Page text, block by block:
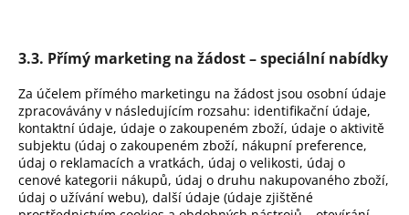
3.3. Přímý marketing na žádost – speciální nabídky
Za účelem přímého marketingu na žádost jsou osobní údaje
zpracovávány v následujícím rozsahu: identifikační údaje,
kontaktní údaje, údaje o zakoupeném zboží, údaje o aktivitě
subjektu (údaj o zakoupeném zboží, nákupní preference,
údaj o reklamacích a vratkách, údaj o velikosti, údaj o
cenové kategorii nákupů, údaj o druhu nakupovaného zboží,
údaj o užívání webu), další údaje (údaje zjištěné